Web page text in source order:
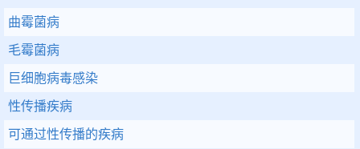
曲霉菌病
毛霉菌病
巨细胞病毒感染
性传播疾病
可通过性传播的疾病